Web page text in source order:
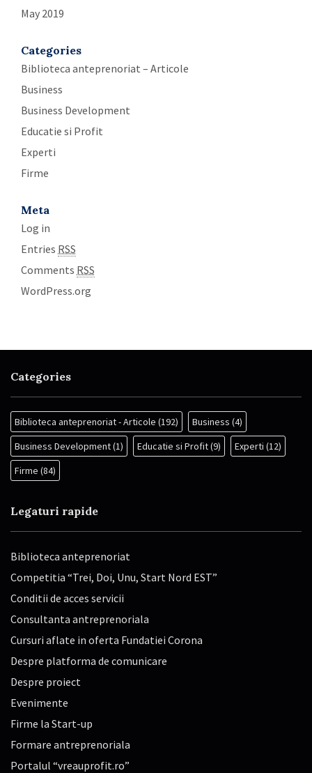
May 2019
Categories
Biblioteca anteprenoriat – Articole
Business
Business Development
Educatie si Profit
Experti
Firme
Meta
Log in
Entries RSS
Comments RSS
WordPress.org
Categories
Biblioteca anteprenoriat - Articole (192) Business (4)
Business Development(1) Educatie si Profit(9) Experti (12)
Firme (84)
Legaturi rapide
Biblioteca anteprenoriat
Competitia “Trei, Doi, Unu, Start Nord EST”
Conditii de acces servicii
Consultanta antreprenoriala
Cursuri aflate in oferta Fundatiei Corona
Despre platforma de comunicare
Despre proiect
Evenimente
Firme la Start-up
Formare antreprenoriala
Portalul “vreauprofit.ro”